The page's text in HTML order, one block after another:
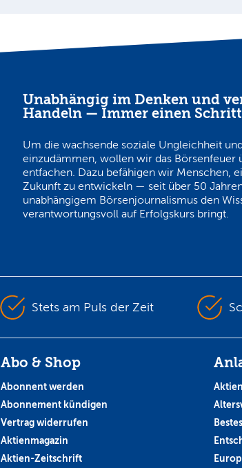
Unabhängig im Denken und
Handeln — Immer einen
Um die wachsende soziale Ungleichheit
einzudämmen, wollen wir das Börsenfeuer
entfachen. Dazu befähigen wir Menschen,
Zukunft zu entwickeln — seit über 50
unabhängigem Börsenjournalismus den
verantwortungsvoll auf Erfolgskurs bringt.
Stets am Puls der Zeit
Abo & Shop
Abonnent werden
Abonnement kündigen
Vertrag widerrufen
Aktienmagazin
Aktien-Zeitschrift